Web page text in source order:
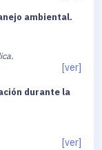
ambiental.
[ver]
durante la
[ver]